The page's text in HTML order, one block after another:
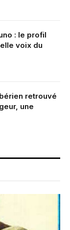
: le profil
voix du
retrouvé
une